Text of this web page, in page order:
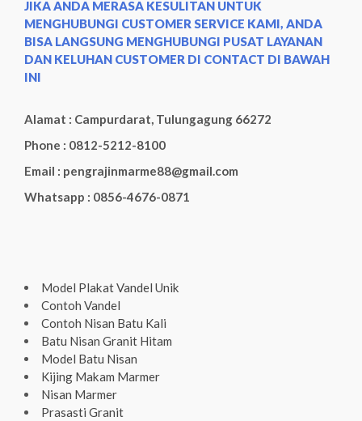
JIKA ANDA MERASA KESULITAN UNTUK
MENGHUBUNGI CUSTOMER SERVICE KAMI, ANDA
BISA LANGSUNG MENGHUBUNGI PUSAT LAYANAN
DAN KELUHAN CUSTOMER DI CONTACT DI BAWAH
INI
Alamat : Campurdarat, Tulungagung 66272
Phone : 0812-5212-8100
Email : pengrajinmarme88@gmail.com
Whatsapp : 0856-4676-0871
Model Plakat Vandel Unik
Contoh Vandel
Contoh Nisan Batu Kali
Batu Nisan Granit Hitam
Model Batu Nisan
Kijing Makam Marmer
Nisan Marmer
Prasasti Granit